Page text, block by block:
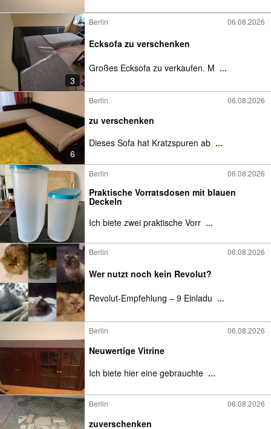
3
Berlin 06.08.2026
Ecksofa zu verschenken
Großes Ecksofa zu verkaufen. M ...
6
Berlin 06.08.2026
zu verschenken
Dieses Sofa hat Kratzspuren ab ...
Berlin 06.08.2026
Praktische Vorratsdosen mit blauen
Deckeln
Ich biete zwei praktische Vorr ...
Berlin 06.08.2026
Wer nutzt noch kein Revolut?
Revolut-Empfehlung – 9 Einladu ...
Berlin 06.08.2026
Neuwertige Vitrine
Ich biete hier eine gebrauchte ...
Berlin 06.08.2026
zuverschenken